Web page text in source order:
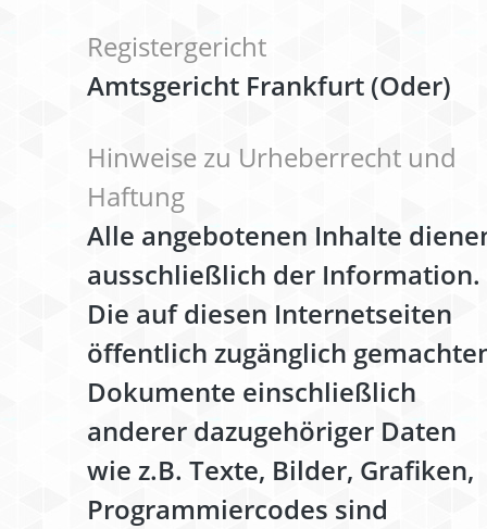
Registergericht
Amtsgericht Frankfurt (Oder)
Hinweise zu Urheberrecht und
Haftung
Alle angebotenen Inhalte
ausschließlich der Information.
Die auf diesen Internetseiten
öffentlich zugänglich
Dokumente einschließlich
anderer dazugehöriger Daten
wie z.B. Texte, Bilder, Grafiken,
Programmiercodes sind